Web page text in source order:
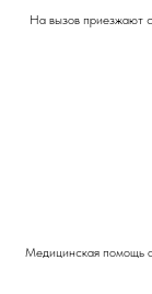
На вызов приезжают
Медицинская помощь